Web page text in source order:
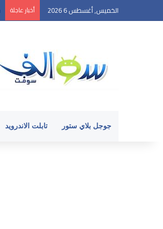
الخميس, أغسطس 6 2026 أخبار عاجلة
جوجل بلاي ستور تابلت الاندرويد